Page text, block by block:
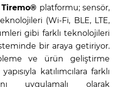
Tiremo® platformu; sensör,
(Wi-Fi, BLE, LTE,
gibi farklı teknolojileri
bir araya getiriyor.
ve ürün geliştirme
katılımcılara farklı
uygulamalı olarak